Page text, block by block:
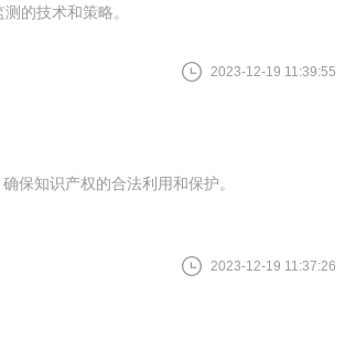
的技术和策略。
2023-12-19 11:39:55
保知识产权的合法利用和保护。
2023-12-19 11:37:26